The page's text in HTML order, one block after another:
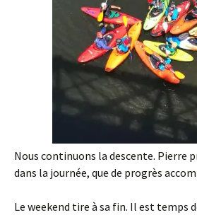
Nous continuons la descente. Pierre
dans la journée, que de progrès
Le weekend tire à sa fin. Il est temps